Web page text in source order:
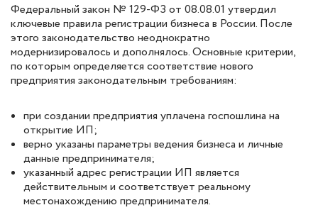
Федеральный закон № 129-ФЗ от 08.08.01 утвердил
ключевые правила регистрации бизнеса в России. После
этого законодательство неоднократно
модернизировалось и дополнялось. Основные критерии,
по которым определяется соответствие нового
предприятия законодательным требованиям:
при создании предприятия уплачена госпошлина на
открытие ИП;
верно указаны параметры ведения бизнеса и личные
данные предпринимателя;
указанный адрес регистрации ИП является
действительным и соответствует реальному
местонахождению предпринимателя.